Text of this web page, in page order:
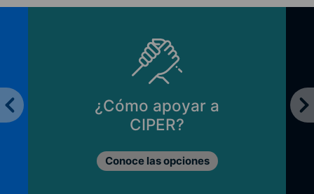
¿Cómo apoyar a
CIPER?
Conoce las opciones